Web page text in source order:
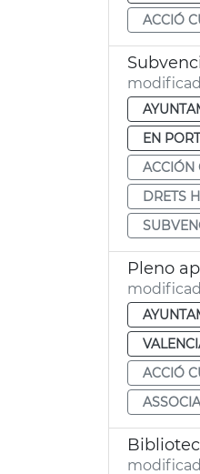
ACCIÓ
EN
ACCIÓN
DRETS
Pleno
ACCIÓ